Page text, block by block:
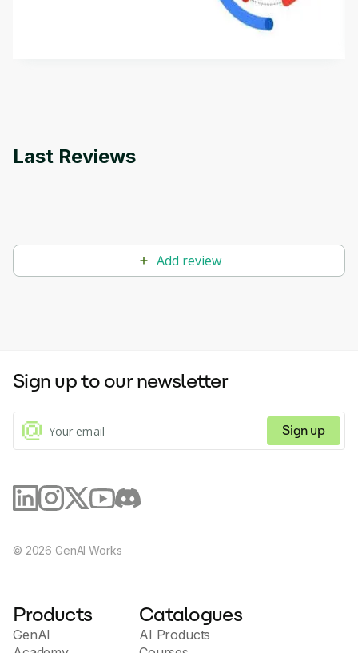
how it differs from conventional machine learning
methods. The course also covers Google Tools
Last Reviews
Add review
Sign up to our newsletter
Sign up
© 2026 GenAI Works
Products
GenAI
Catalogues
AI Products